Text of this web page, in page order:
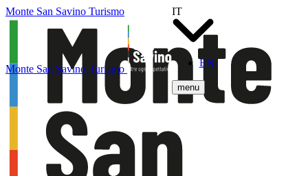
Monte San Savino Turismo
IT
EN
menu
Monte San Savino Turismo